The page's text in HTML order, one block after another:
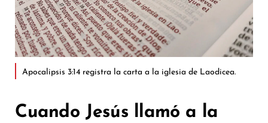
Apocalipsis 3:14 registra la carta a la iglesia de Laodicea.
Cuando Jesús llamó a la